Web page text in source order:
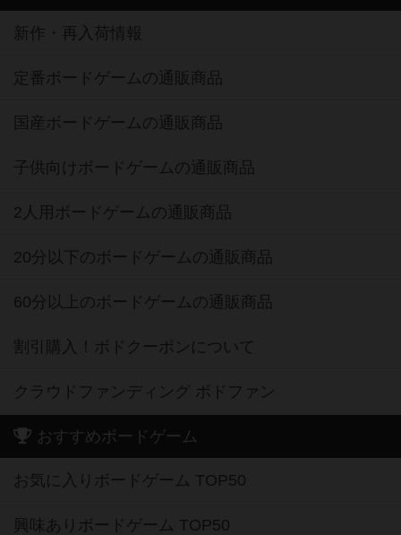
新作・再入荷情報
定番ボードゲームの通販商品
国産ボードゲームの通販商品
子供向けボードゲームの通販商品
2人用ボードゲームの通販商品
20分以下のボードゲームの通販商品
60分以上のボードゲームの通販商品
割引購入！ボドクーポンについて
クラウドファンディング ボドファン
おすすめボードゲーム
お気に入りボードゲーム TOP50
興味ありボードゲーム TOP50